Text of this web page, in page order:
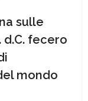
sulle
fecero
mondo